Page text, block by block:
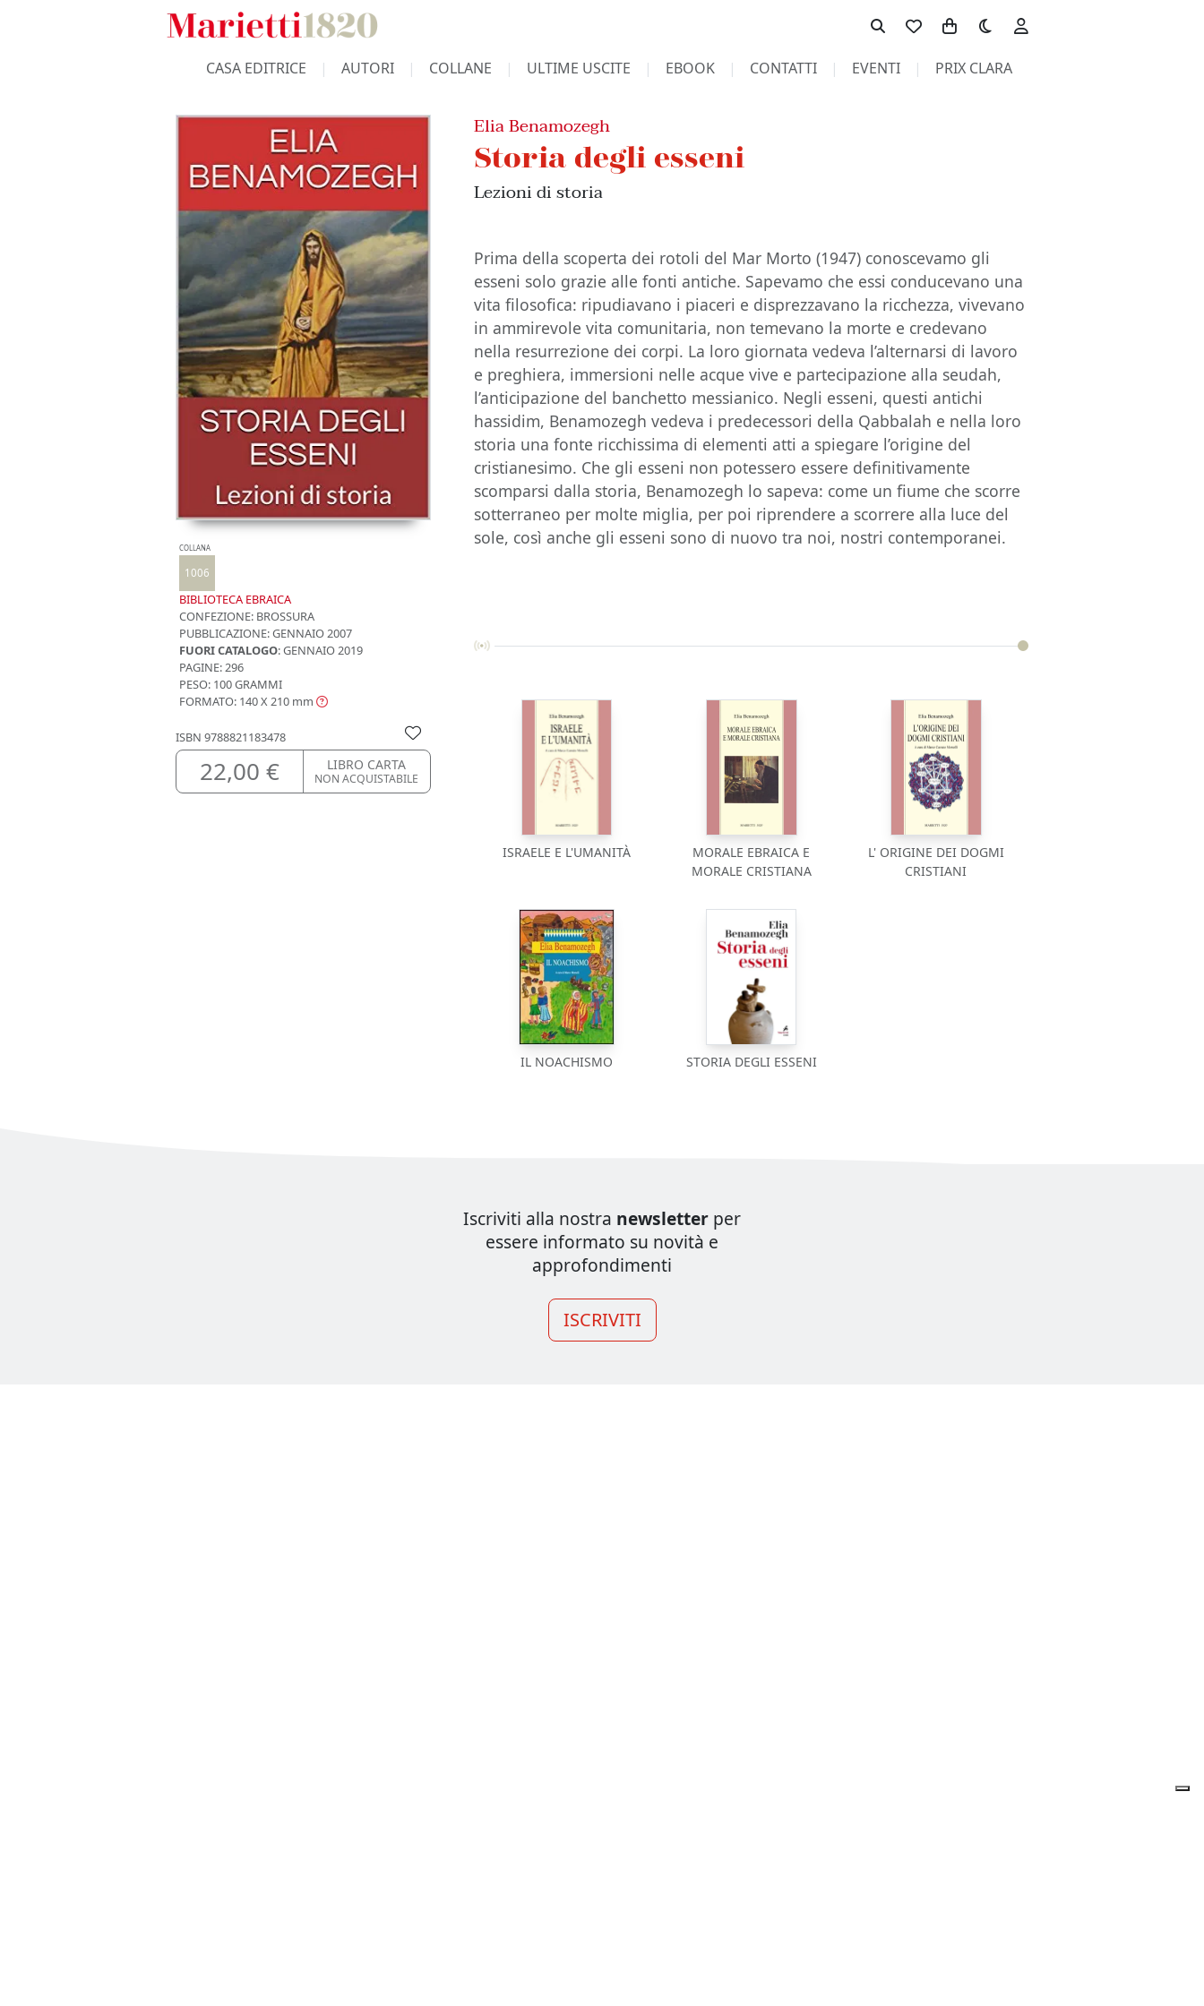
Toggle theme
CASA EDITRICE AUTORI COLLANE ULTIME USCITE EBOOK CONTATTI EVENTI PRIX CLARA
COLLANA
1006
BIBLIOTECA EBRAICA
CONFEZIONE: BROSSURA
PUBBLICAZIONE:GENNAIO 2007
FUORI CATALOGO: GENNAIO 2019
PAGINE: 296
PESO: 100 GRAMMI
FORMATO: 140 X 210 mm
ISBN 9788821183478
22,00 € LIBRO CARTA
NON ACQUISTABILE
Elia Benamozegh
Storia degli esseni
Lezioni di storia
Prima della scoperta dei rotoli del Mar Morto (1947) conoscevamo gli
esseni solo grazie alle fonti antiche. Sapevamo che essi conducevano una
vita filosofica: ripudiavano i piaceri e disprezzavano la ricchezza, vivevano
in ammirevole vita comunitaria, non temevano la morte e credevano
nella resurrezione dei corpi. La loro giornata vedeva l’alternarsi di lavoro
e preghiera, immersioni nelle acque vive e partecipazione alla seudah,
l’anticipazione del banchetto messianico. Negli esseni, questi antichi
hassidim, Benamozegh vedeva i predecessori della Qabbalah e nella loro
storia una fonte ricchissima di elementi atti a spiegare l’origine del
cristianesimo. Che gli esseni non potessero essere definitivamente
scomparsi dalla storia, Benamozegh lo sapeva: come un fiume che scorre
sotterraneo per molte miglia, per poi riprendere a scorrere alla luce del
sole, così anche gli esseni sono di nuovo tra noi, nostri contemporanei.
ISRAELE E L'UMANITÀ
MORALE EBRAICA E
MORALE CRISTIANA
L' ORIGINE DEI DOGMI
CRISTIANI
IL NOACHISMO STORIA DEGLI ESSENI
Iscriviti alla nostra newsletter per
essere informato su novità e
approfondimenti
ISCRIVITI